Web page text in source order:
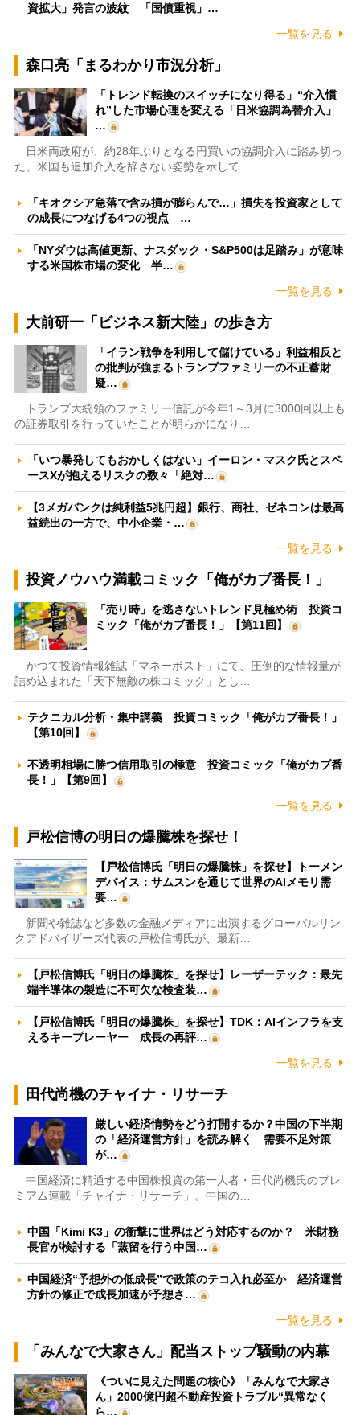
資拡大」発言の波紋 「国債重視」…
一覧を見る
森口亮「まるわかり市況分析」
「トレンド転換のスイッチになり得る」“介入慣
れ”した市場心理を変える「日米協調為替介入」
…
日米両政府が、約28年ぶりとなる円買いの協調介入に踏み切っ
た。米国も追加介入を辞さない姿勢を示して…
「キオクシア急落で含み損が膨らんで…」損失を投資家として
の成長につなげる4つの視点 …
「NYダウは高値更新、ナスダック・S&P500は足踏み」が意味
する米国株市場の変化 半…
一覧を見る
大前研一「ビジネス新大陸」の歩き方
「イラン戦争を利用して儲けている」利益相反と
の批判が強まるトランプファミリーの不正蓄財
疑…
トランプ大統領のファミリー信託が今年1～3月に3000回以上も
の証券取引を行っていたことが明らかになり…
「いつ暴発してもおかしくはない」イーロン・マスク氏とスペ
ースXが抱えるリスクの数々「絶対…
【3メガバンクは純利益5兆円超】銀行、商社、ゼネコンは最高
益続出の一方で、中小企業・…
一覧を見る
投資ノウハウ満載コミック「俺がカブ番長！」
「売り時」を逃さないトレンド見極め術 投資コ
ミック「俺がカブ番長！」【第11回】
かつて投資情報雑誌「マネーポスト」にて、圧倒的な情報量が
詰め込まれた「天下無敵の株コミック」とし…
テクニカル分析・集中講義 投資コミック「俺がカブ番長！」
【第10回】
不透明相場に勝つ信用取引の極意 投資コミック「俺がカブ番
長！」【第9回】
一覧を見る
戸松信博の明日の爆騰株を探せ！
【戸松信博氏「明日の爆騰株」を探せ】トーメン
デバイス：サムスンを通じて世界のAIメモリ需
要…
新聞や雑誌など多数の金融メディアに出演するグローバルリン
クアドバイザーズ代表の戸松信博氏が、最新…
【戸松信博氏「明日の爆騰株」を探せ】レーザーテック：最先
端半導体の製造に不可欠な検査装…
【戸松信博氏「明日の爆騰株」を探せ】TDK：AIインフラを支
えるキープレーヤー 成長の再評…
一覧を見る
田代尚機のチャイナ・リサーチ
厳しい経済情勢をどう打開するか？中国の下半期
の「経済運営方針」を読み解く 需要不足対策
が…
中国経済に精通する中国株投資の第一人者・田代尚機氏のプレ
ミアム連載「チャイナ・リサーチ」。中国の…
中国「Kimi K3」の衝撃に世界はどう対応するのか？ 米財務
長官が検討する「蒸留を行う中国…
中国経済“予想外の低成長”で政策のテコ入れ必至か 経済運営
方針の修正で成長加速が予想さ…
一覧を見る
「みんなで大家さん」配当ストップ騒動の内幕
《ついに見えた問題の核心》「みんなで大家さ
ん」2000億円超不動産投資トラブル“異常なく
ら…